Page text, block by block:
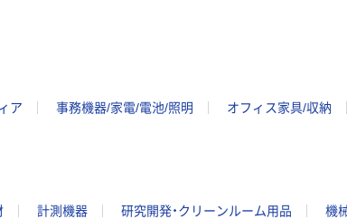
ア 事務機器/家電/電池/照明 オフィス家具/収納
計測機器 研究開発・クリーンルーム用品
機